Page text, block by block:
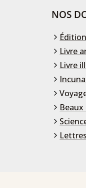
NOS
Livre
Livre